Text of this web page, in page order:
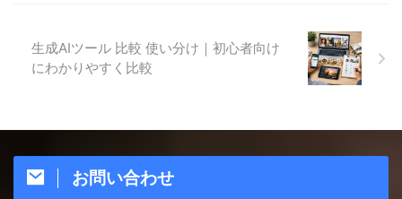
生成AIツール 比較 使い分け｜初心者向け
にわかりやすく比較
お問い合わせ